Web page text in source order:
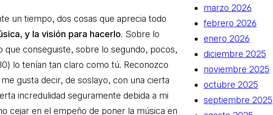
un tiempo, dos cosas que aprecia todo
y la visión para hacerlo. Sobre lo
que conseguiste, sobre lo segundo, pocos,
lo tenían tan claro como tú. Reconozco
gusta decir, de soslayo, con una cierta
incredulidad seguramente debida a mi
cejar en el empeño de poner la música en
marzo 2026
febrero 2026
enero 2026
diciembre 2025
noviembre 2025
octubre 2025
septiembre 2025